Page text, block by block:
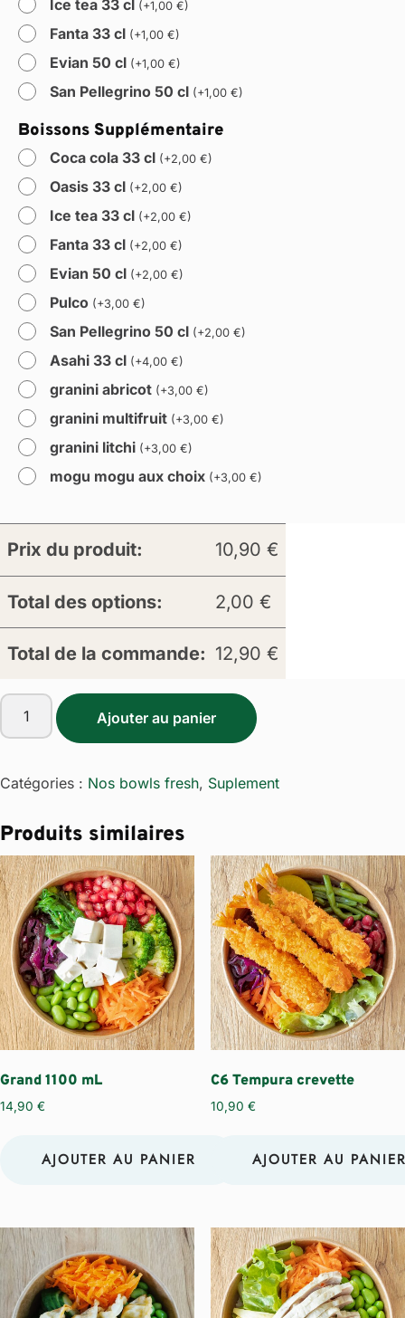
Ice tea 33 cl (+1,00 €)
Fanta 33 cl (+1,00 €)
Evian 50 cl (+1,00 €)
San Pellegrino 50 cl (+1,00 €)
Boissons Supplémentaire
Coca cola 33 cl (+2,00 €)
Oasis 33 cl (+2,00 €)
Ice tea 33 cl (+2,00 €)
Fanta 33 cl (+2,00 €)
Evian 50 cl (+2,00 €)
Pulco (+3,00 €)
San Pellegrino 50 cl (+2,00 €)
Asahi 33 cl (+4,00 €)
granini abricot (+3,00 €)
granini multifruit (+3,00 €)
granini litchi (+3,00 €)
mogu mogu aux choix (+3,00 €)
Prix du produit: 10,90 €
Total des options: 2,00 €
Total de la commande: 12,90 €
quantité
crevette
Ajouter au panier
Catégories : Nos bowls fresh, Suplement
Produits similaires
Grand 1100 mL
14,90 €
AJOUTER AU PANIER
C6 Tempura crevette
10,90 €
AJOUTER AU PANIER